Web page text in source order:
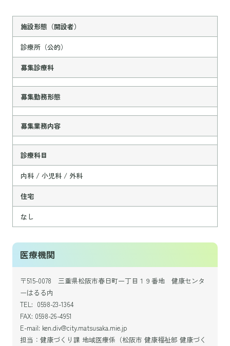
施設形態（開設者）
診療所（公的）
募集診療科
募集勤務形態
募集業務内容
診療科目
内科 / 小児科 / 外科
住宅
なし
医療機関
〒515-0078 三重県松阪市春日町一丁目１９番地 健康センタ
ーはるる内
TEL: 0598-23-1364
FAX: 0598-26-4951
E-mail: ken.div@city.matsusaka.mie.jp
担当：健康づくり課 地域医療係（松阪市 健康福祉部 健康づく